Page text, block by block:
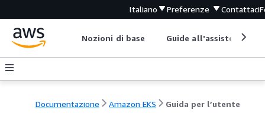
Italiano Preferenze Contattaci
Nozioni di base Guide all'assistenza
Documentazione Amazon EKS Guida per l’utente